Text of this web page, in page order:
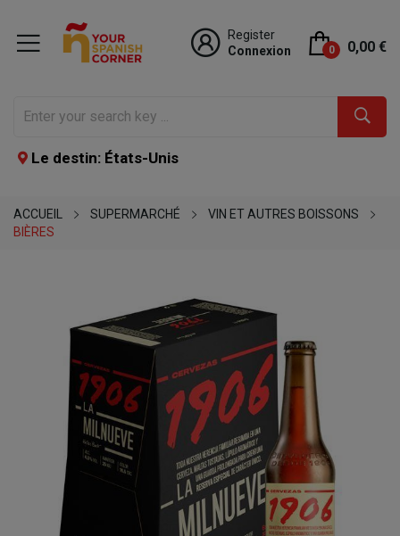
Register
Connexion
0 0,00 €
Le destin: États-Unis
ACCUEIL SUPERMARCHÉ
VIN ET AUTRES BOISSONS
BIÈRES